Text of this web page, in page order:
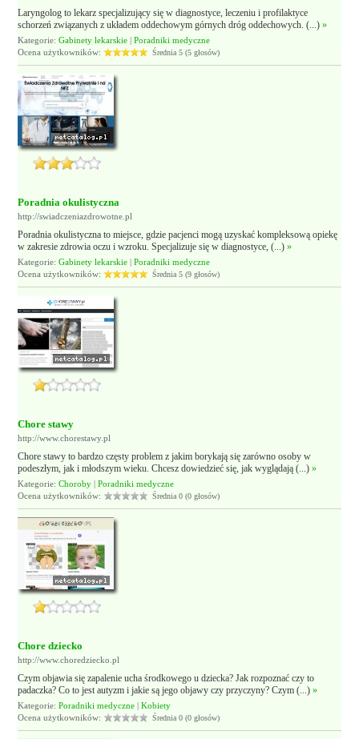
Laryngolog to lekarz specjalizujący się w diagnostyce, leczeniu i profilaktyce
schorzeń związanych z układem oddechowym górnych dróg oddechowych. (...)»
Kategorie:Gabinety lekarskie |Poradniki medyczne
Ocena użytkowników:
Średnia 5 (5 głosów)
Poradnia okulistyczna
http://swiadczeniazdrowotne.pl
Poradnia okulistyczna to miejsce, gdzie pacjenci mogą uzyskać kompleksową opiekę
w zakresie zdrowia oczu i wzroku. Specjalizuje się w diagnostyce, (...)»
Kategorie:Gabinety lekarskie |Poradniki medyczne
Ocena użytkowników:
Średnia 5 (9 głosów)
Chore stawy
http://www.chorestawy.pl
Chore stawy to bardzo częsty problem z jakim borykają się zarówno osoby w
podeszłym, jak i młodszym wieku. Chcesz dowiedzieć się, jak wyglądają (...)»
Kategorie:Choroby |Poradniki medyczne
Ocena użytkowników:
Średnia 0 (0 głosów)
Chore dziecko
http://www.choredziecko.pl
Czym objawia się zapalenie ucha środkowego u dziecka? Jak rozpoznać czy to
padaczka? Co to jest autyzm i jakie są jego objawy czy przyczyny? Czym (...)»
Kategorie:Poradniki medyczne |Kobiety
Ocena użytkowników:
Średnia 0 (0 głosów)